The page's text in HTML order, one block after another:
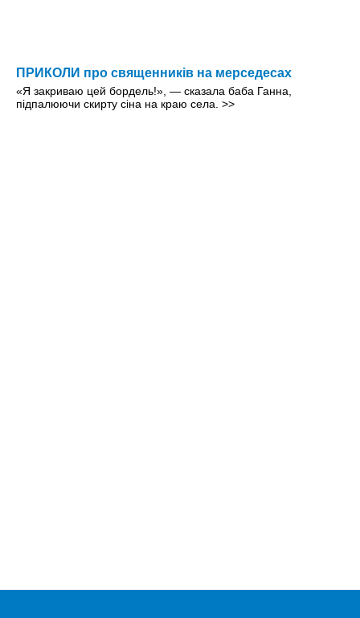
ПРИКОЛИ про священників на мерседесах
«Я закриваю цей бордель!», — сказала баба Ганна,
підпалюючи скирту сіна на краю села. >>